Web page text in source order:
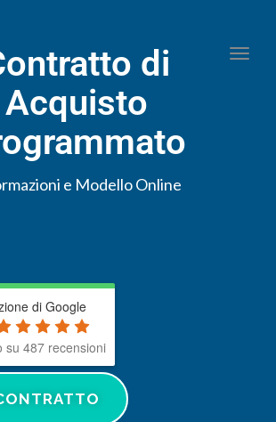
di
Acquisto
e Modello Online
di Google
su 487 recensioni